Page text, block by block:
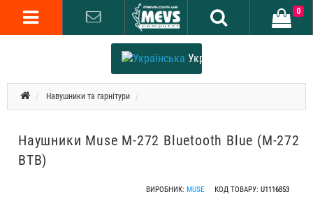
Українська
0
Навушники та гарнітури
Наушники Muse M-272 Bluetooth Blue (M-272
BTB)
ВИРОБНИК: MUSE КОД ТОВАРУ: U1116853